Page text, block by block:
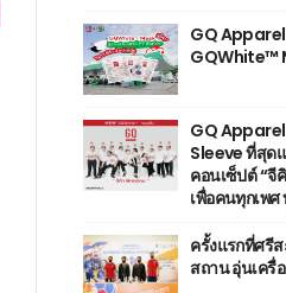
GQ
GQWhite™
GQ
Sleeve ที่สุด
คอนเซ็ปต์ “จี
เพื่อคนทุกเพศ
ครั้งแรกที่ศรีส
สถาน อุ่นเครื่